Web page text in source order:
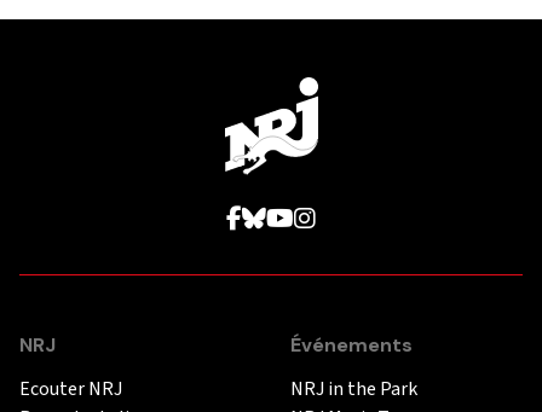
NRJ
Ecouter NRJ
Événements
NRJ in the Park